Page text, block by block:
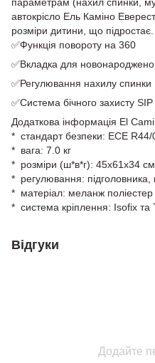
автокрісло Ель Каміно
розміри дитини, що підростає.
✅Функція повороту на 360
✅Вкладка для
✅Регулювання нахилу спинки
✅Система бічного захисту SIP
Додаткова інформація El
* стандарт безпеки: ECE R44/
* вага: 7.0 кг
* розміри (ш*в*г): 45х61х34
* регулювання: підголовника,
* матеріал: меланж поліестер
* система кріплення: Isofix та
Відгуки
Додайте